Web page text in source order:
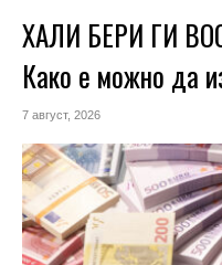
ХАЛИ БЕРИ ГИ
Како е можно да
7 август, 2026